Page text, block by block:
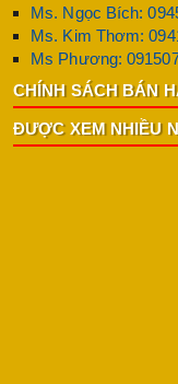
Ms. Ngọc Bích:
Ms. Kim Thơm:
Ms Phương:
CHÍNH SÁCH BÁN
ĐƯỢC XEM NHIỀU